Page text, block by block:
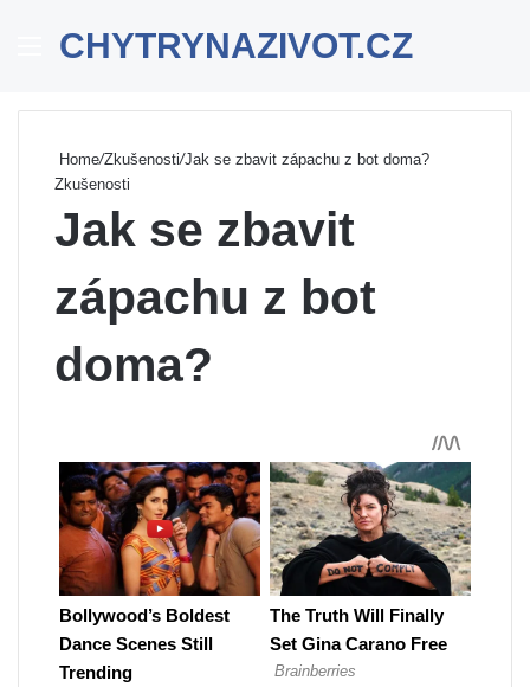
Menu
CHYTRYNAZIVOT.CZ
Home/Zkušenosti/Jak se zbavit zápachu z bot doma?
Zkušenosti
Jak se zbavit
zápachu z bot
doma?